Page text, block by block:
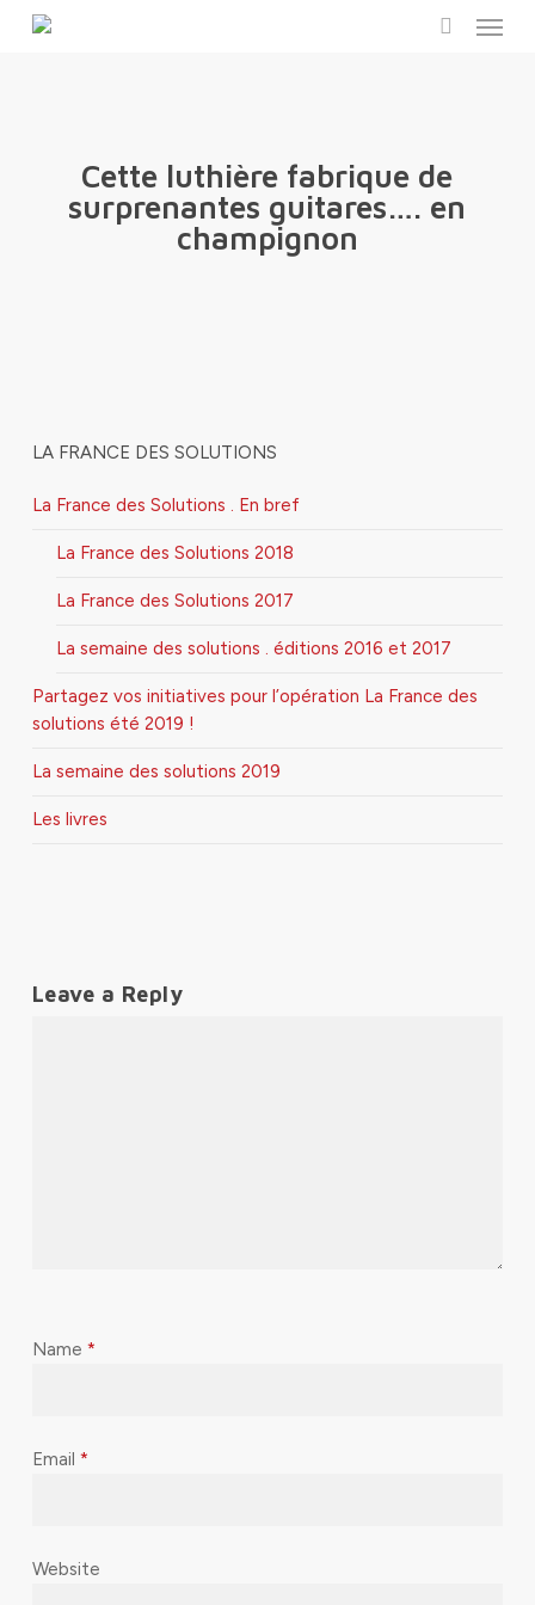
Menu
Cette luthière fabrique de
surprenantes guitares…. en
champignon
LA FRANCE DES SOLUTIONS
La France des Solutions . En bref
La France des Solutions 2018
La France des Solutions 2017
La semaine des solutions . éditions 2016 et 2017
Partagez vos initiatives pour l’opération La France des
solutions été 2019 !
La semaine des solutions 2019
Les livres
Leave a Reply
Name *
Email *
Website